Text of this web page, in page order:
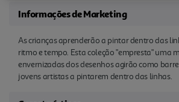
Informações de Marketing
As crianças aprenderão a pintar dentro das
ritmo e tempo. Esta coleção "empresta" uma
envernizadas dos desenhos agirão como
jovens artistas a pintarem dentro das linhas.